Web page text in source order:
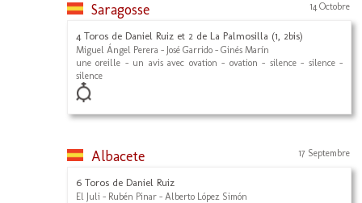
Saragosse 14 Octobre
4 Toros de Daniel Ruiz et 2 de La Palmosilla (1, 2bis)
Miguel Ángel Perera - José Garrido - Ginés Marín
une oreille - un avis avec ovation - ovation - silence - silence -
silence
Albacete 17 Septembre
6 Toros de Daniel Ruiz
El Juli - Rubén Pinar - Alberto López Simón